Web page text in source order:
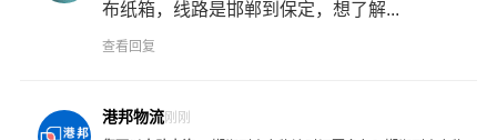
布纸箱，线路是邯郸到保定，想了解...
查看回复
港邦物流刚刚